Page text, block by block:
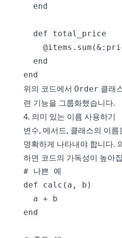
  end
  def total_price
  end
위의 코드에서 Order 클래
련 기능을 그룹화했습니다.
4. 의미 있는 이름 사용하기
변수, 메서드, 클래스의 이
명확하게 나타내야 합니다.
하면 코드의 가독성이 높아
# 나쁜 예
def calc(a, b)
  a + b
end